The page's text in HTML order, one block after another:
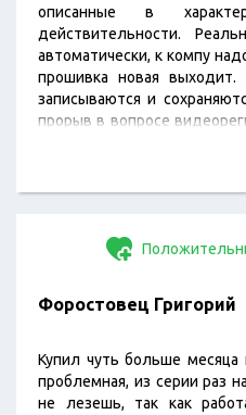
описанные в
действительности.
автоматически, к компу
прошивка новая
записываются и
прорыв в вопросе
сказать свои слова
Форостовец Григорий
Купил чуть больше
проблемная, из серии раз
не лезешь, так как